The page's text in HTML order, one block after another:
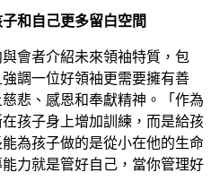
和自己更多留白空間
會者介紹未來領袖特質，包
調一位好領袖更需要擁有善
悲、感恩和奉獻精神。「作為
孩子身上增加訓練，而是給孩
為孩子做的是從小在他的生命
力就是管好自己，當你管理好